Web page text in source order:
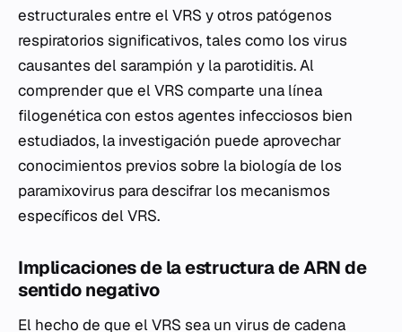
estructurales entre el VRS y otros patógenos
respiratorios significativos, tales como los virus
causantes del sarampión y la parotiditis. Al
comprender que el VRS comparte una línea
filogenética con estos agentes infecciosos bien
estudiados, la investigación puede aprovechar
conocimientos previos sobre la biología de los
paramixovirus para descifrar los mecanismos
específicos del VRS.
Implicaciones de la estructura de ARN de
sentido negativo
El hecho de que el VRS sea un virus de cadena